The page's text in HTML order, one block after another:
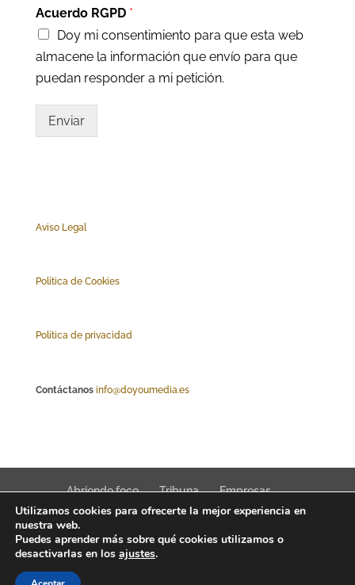
Acuerdo RGPD *
Doy mi consentimiento para que esta web
almacene la información que envío para que
puedan responder a mi petición.
Enviar
Aviso Legal
Política de Cookies
Política de privacidad
Contáctanos info@doyoumedia.es
Abriendo foco Tribuna
Empresas
Actualidad
Innovación Tendencias
Utilizamos cookies para ofrecerte la mejor experiencia en
nuestra web.
Puedes aprender más sobre qué cookies utilizamos o
desactivarlas en los ajustes.